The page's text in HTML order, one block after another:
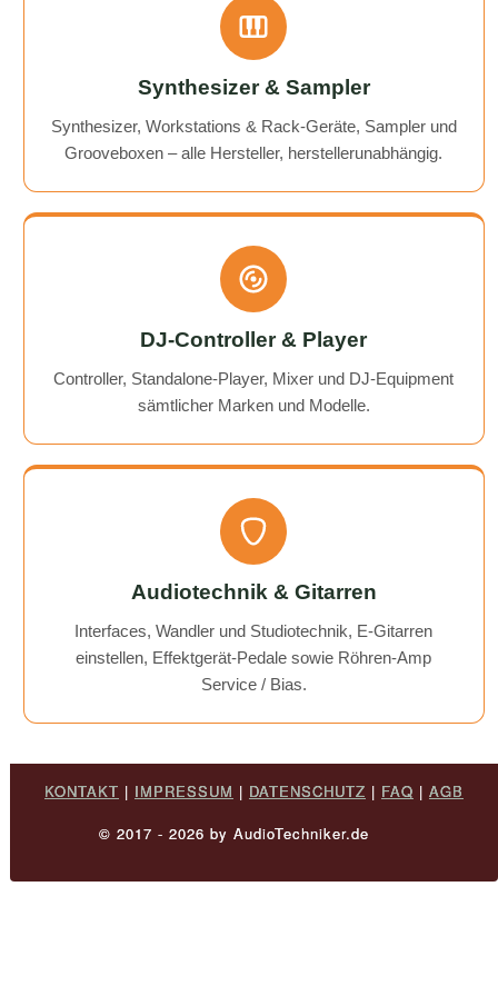
Synthesizer & Sampler
Synthesizer, Workstations & Rack-Geräte, Sampler und
Grooveboxen – alle Hersteller, herstellerunabhängig.
DJ-Controller & Player
Controller, Standalone-Player, Mixer und DJ-Equipment
sämtlicher Marken und Modelle.
Audiotechnik & Gitarren
Interfaces, Wandler und Studiotechnik, E-Gitarren
einstellen, Effektgerät-Pedale sowie Röhren-Amp
Service / Bias.
KONTAKT | IMPRESSUM | DATENSCHUTZ | FAQ | AGB
© 2017 - 2026 by AudioTechniker.de